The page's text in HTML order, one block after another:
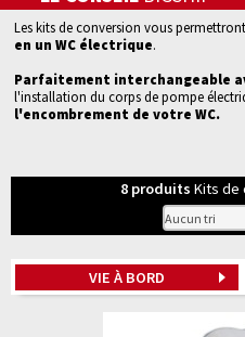
Les kits de conversion vous
en un WC électrique.
Parfaitement interchangeable
l'installation du corps de pompe
l'encombrement de votre WC.
8produits Kits de
VIE À BORD